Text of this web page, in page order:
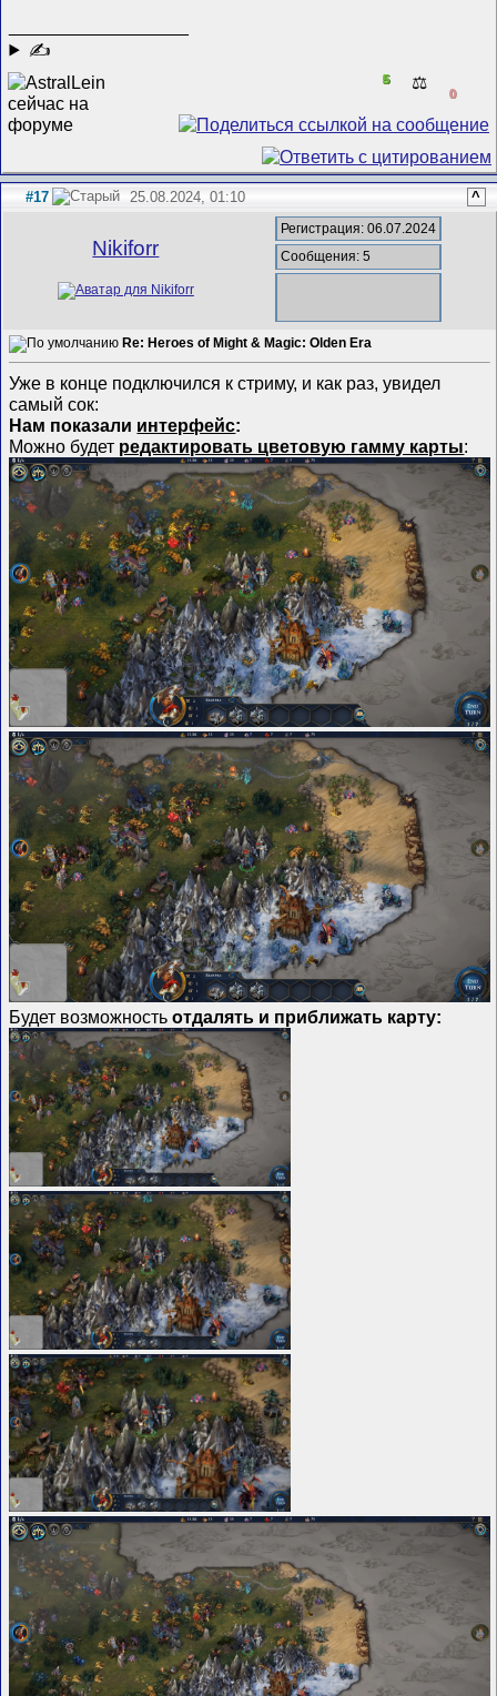
✍
5 ⚖️
0
#17 25.08.2024, 01:10 ^
Nikiforr
Регистрация: 06.07.2024
Сообщения: 5
Re: Heroes of Might & Magic: Olden Era
Уже в конце подключился к стриму, и как раз, увидел
самый сок:
Нам показали интерфейс:
Можно будет редактировать цветовую гамму карты:
Будет возможностьотдалять и приближать карту: